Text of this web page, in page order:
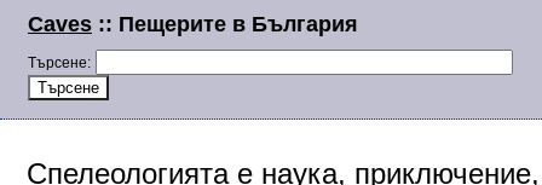
Caves :: Пещерите в България
Търсене:
Спелеологията е наука,